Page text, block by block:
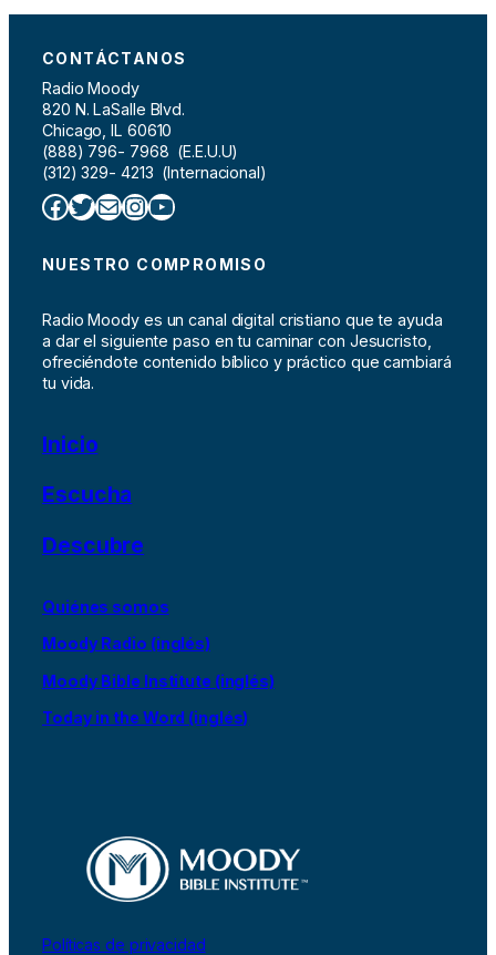
CONTÁCTANOS
Radio Moody
820 N. LaSalle Blvd.
Chicago, IL 60610
(888) 796- 7968 (E.E.U.U)
(312) 329- 4213 (Internacional)
Facebook Twitter Correo electrónico InstagramYouTube
NUESTRO COMPROMISO
Radio Moody es un canal digital cristiano que te ayuda
a dar el siguiente paso en tu caminar con Jesucristo,
ofreciéndote contenido bíblico y práctico que cambiará
tu vida.
Inicio
Escucha
Descubre
Quiénes somos
Moody Radio (inglés)
Moody Bible Institute (inglés)
Today in the Word (inglés)
Políticas de privacidad